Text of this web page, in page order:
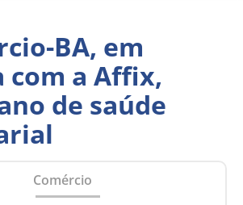
BA, em
com a Affix,
de saúde
Comércio